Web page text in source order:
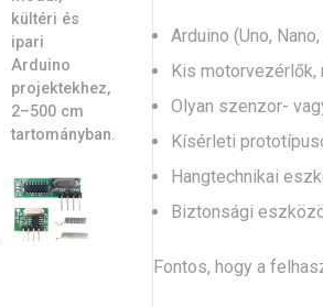
Arduino (Uno,
Kis motorvezérlők,
Olyan szenzor-
Kísérleti
Hangtechnikai
Biztonsági
Fontos, hogy a